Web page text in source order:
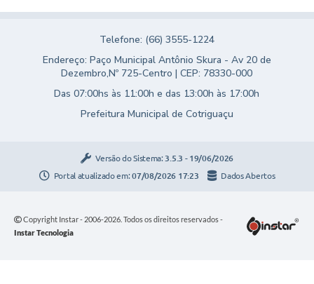
Telefone: (66) 3555-1224
Endereço: Paço Municipal Antônio Skura - Av 20 de
Dezembro,Nº 725-Centro | CEP: 78330-000
Das 07:00hs às 11:00h e das 13:00h às 17:00h
Prefeitura Municipal de Cotriguaçu
Versão do Sistema: 3.5.3 - 19/06/2026
Portal atualizado em:07/08/2026 17:23 Dados Abertos
Copyright Instar - 2006-2026. Todos os direitos reservados -
Instar Tecnologia